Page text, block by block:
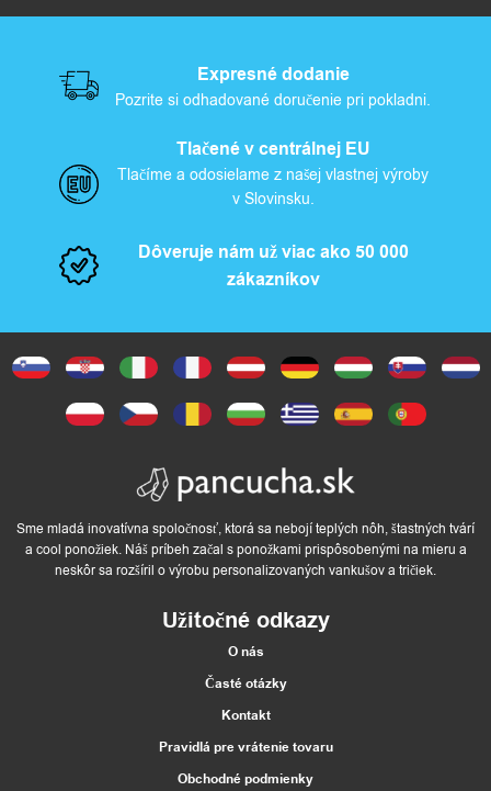
Expresné dodanie
Pozrite si odhadované doručenie pri pokladni.
Tlačené v centrálnej EU
Tlačíme a odosielame z našej vlastnej výroby
v Slovinsku.
Dôveruje nám už viac ako 50 000
zákazníkov
Sme mladá inovatívna spoločnosť, ktorá sa nebojí teplých nôh, štastných tvárí
a cool ponožiek. Náš príbeh začal s ponožkami prispôsobenými na mieru a
neskôr sa rozšíril o výrobu personalizovaných vankušov a tričiek.
Užitočné odkazy
O nás
Časté otázky
Kontakt
Pravidlá pre vrátenie tovaru
Obchodné podmienky